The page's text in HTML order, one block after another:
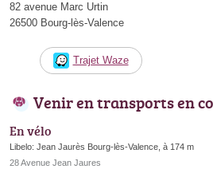
82 avenue Marc Urtin
26500 Bourg-lès-Valence
Trajet Waze
Venir en transports en
En vélo
Libelo: Jean Jaurès Bourg-lès-Valence, à 174 m
28 Avenue Jean Jaures